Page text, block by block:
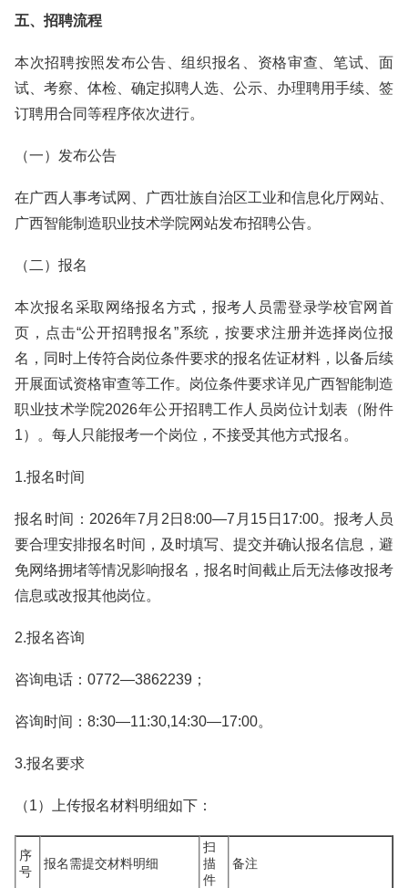
五、招聘流程
本次招聘按照发布公告、组织报名、资格审查、笔试、面
试、考察、体检、确定拟聘人选、公示、办理聘用手续、签
订聘用合同等程序依次进行。
（一）发布公告
在广西人事考试网、广西壮族自治区工业和信息化厅网站、
广西智能制造职业技术学院网站发布招聘公告。
（二）报名
本次报名采取网络报名方式，报考人员需登录学校官网首
页，点击“公开招聘报名”系统，按要求注册并选择岗位报
名，同时上传符合岗位条件要求的报名佐证材料，以备后续
开展面试资格审查等工作。岗位条件要求详见广西智能制造
职业技术学院2026年公开招聘工作人员岗位计划表（附件
1）。每人只能报考一个岗位，不接受其他方式报名。
1.报名时间
报名时间：2026年7月2日8:00—7月15日17:00。报考人员
要合理安排报名时间，及时填写、提交并确认报名信息，避
免网络拥堵等情况影响报名，报名时间截止后无法修改报考
信息或改报其他岗位。
2.报名咨询
咨询电话：0772—3862239；
咨询时间：8:30—11:30,14:30—17:00。
3.报名要求
（1）上传报名材料明细如下：
序
号
报名需提交材料明细
扫
描
件
备注